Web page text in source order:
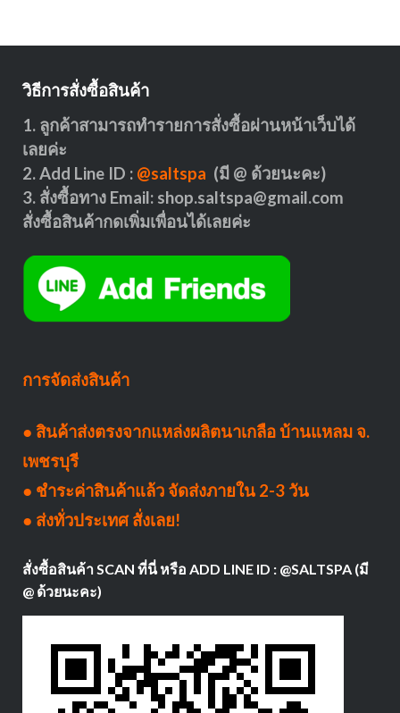
วิธีการสั่งซื้อสินค้า
1. ลูกค้าสามารถทำรายการสั่งซื้อผ่านหน้าเว็บได้
เลยค่ะ
2. Add Line ID : @saltspa (มี @ ด้วยนะคะ)
3. สั่งซื้อทาง Email: shop.saltspa@gmail.com
สั่งซื้อสินค้ากดเพิ่มเพื่อนได้เลยค่ะ
การจัดส่งสินค้า
● สินค้าส่งตรงจากแหล่งผลิตนาเกลือ บ้านแหลม จ.
เพชรบุรี
● ชำระค่าสินค้าแล้ว จัดส่งภายใน 2-3 วัน
● ส่งทั่วประเทศ สั่งเลย!
สั่งซื้อสินค้า SCAN ที่นี่ หรือ ADD LINE ID : @SALTSPA (มี
@ ด้วยนะคะ)